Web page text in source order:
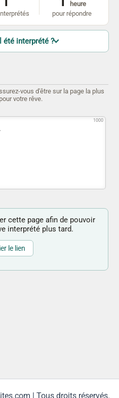
heure
pour répondre
été interprété ?
vous d'être sur la page la plus
votre rêve.
1000
cette page afin de pouvoir
interprété plus tard.
le lien
| Tous droits réservés.